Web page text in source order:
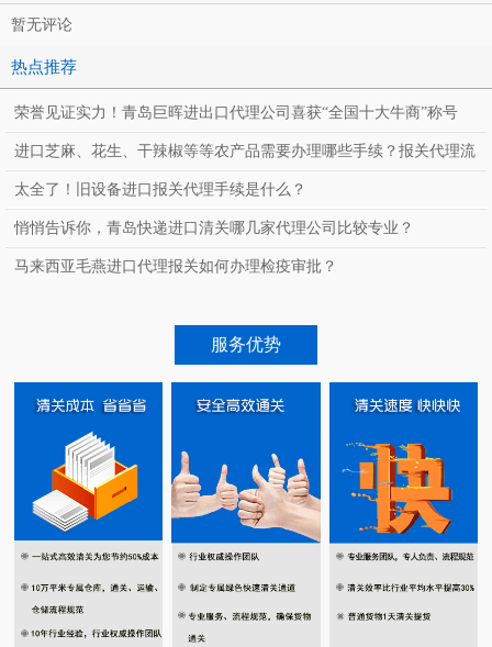
暂无评论
热点推荐
荣誉见证实力！青岛巨晖进出口代理公司喜获“全国十大牛商”称号
进口芝麻、花生、干辣椒等等农产品需要办理哪些手续？报关代理流
程？
太全了！旧设备进口报关代理手续是什么？
悄悄告诉你，青岛快递进口清关哪几家代理公司比较专业？
马来西亚毛燕进口代理报关如何办理检疫审批？
服务优势